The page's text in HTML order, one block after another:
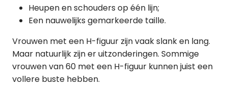
Heupen en schouders op één lijn;
Een nauwelijks gemarkeerde taille.
Vrouwen met een H-figuur zijn vaak slank en lang.
Maar natuurlijk zijn er uitzonderingen. Sommige
vrouwen van 60 met een H-figuur kunnen juist een
vollere buste hebben.